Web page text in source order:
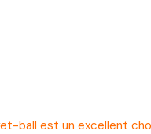
ball est un excellent